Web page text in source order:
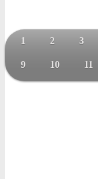
1 2 3
9 10 11